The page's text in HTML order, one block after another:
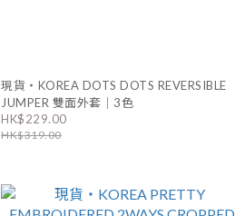
現貨・KOREA DOTS DOTS REVERSIBLE
JUMPER 雙面外套｜3色
HK$229.00
HK$319.00